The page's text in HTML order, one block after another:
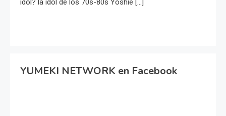
idol? la idol de los 70s-80s Yoshie […]
YUMEKI NETWORK en Facebook